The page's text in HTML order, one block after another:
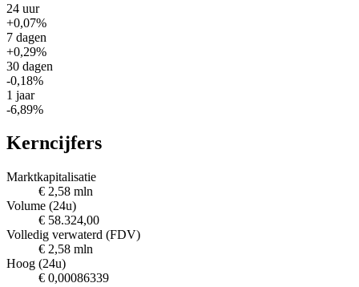
24 uur
+0,07%
7 dagen
+0,29%
30 dagen
-0,18%
1 jaar
-6,89%
Kerncijfers
Marktkapitalisatie
€ 2,58 mln
Volume (24u)
€ 58.324,00
Volledig verwaterd (FDV)
€ 2,58 mln
Hoog (24u)
€ 0,00086339